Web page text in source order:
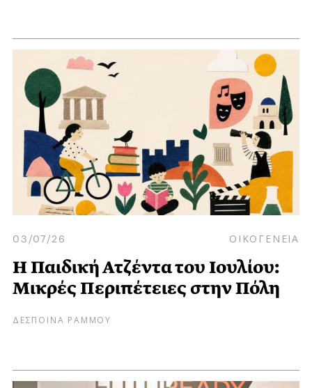
03/07/26 ΟΙΚΟΓΕΝΕΙΑ
Η Παιδική Ατζέντα του Ιουλίου:
Μικρές Περιπέτειες στην Πόλη
ΔΕΣΠΟΙΝΑ ΡΑΜΜΟΥ